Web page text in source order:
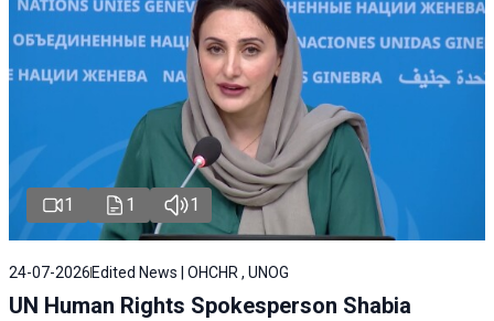
1 1 1
24-07-2026 Edited News | OHCHR , UNOG
UN Human Rights Spokesperson Shabia